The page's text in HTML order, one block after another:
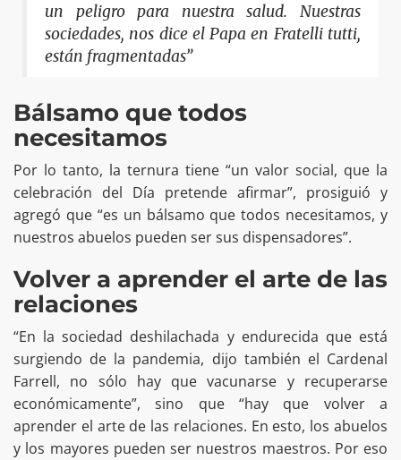
un peligro para nuestra salud. Nuestras
sociedades, nos dice el Papa en Fratelli tutti,
están fragmentadas”
Bálsamo que todos
necesitamos
Por lo tanto, la ternura tiene “un valor social, que la
celebración del Día pretende afirmar”, prosiguió y
agregó que “es un bálsamo que todos necesitamos, y
nuestros abuelos pueden ser sus dispensadores”.
Volver a aprender el arte de las
relaciones
“En la sociedad deshilachada y endurecida que está
surgiendo de la pandemia, dijo también el Cardenal
Farrell, no sólo hay que vacunarse y recuperarse
económicamente”, sino que “hay que volver a
aprender el arte de las relaciones. En esto, los abuelos
y los mayores pueden ser nuestros maestros. Por eso